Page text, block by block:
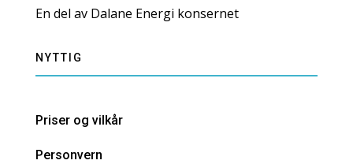
En del av Dalane Energi konsernet
NYTTIG
Priser og vilkår
Personvern